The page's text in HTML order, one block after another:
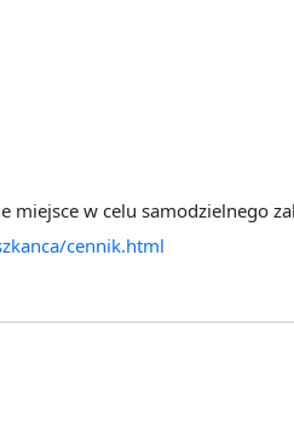
miejsce w celu samodzielnego
cennik.html